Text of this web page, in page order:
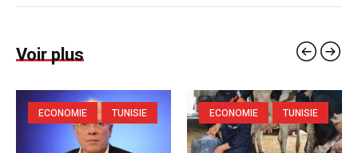
Voir plus
ECONOMIE TUNISIE ECONOMIE TUNISIE